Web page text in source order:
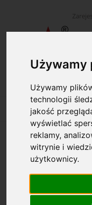
Używamy
Używamy
technologii
jakość
wyświetlać
reklamy,
witrynie i
użytkownicy.
Akta osobowe
wewnętrznie